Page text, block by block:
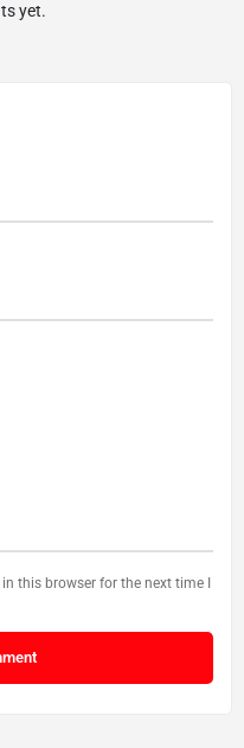
yet.
this browser for the next time I